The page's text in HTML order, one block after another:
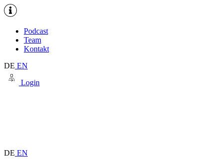
Podcast
Team
Kontakt
DE EN
Login
DE EN